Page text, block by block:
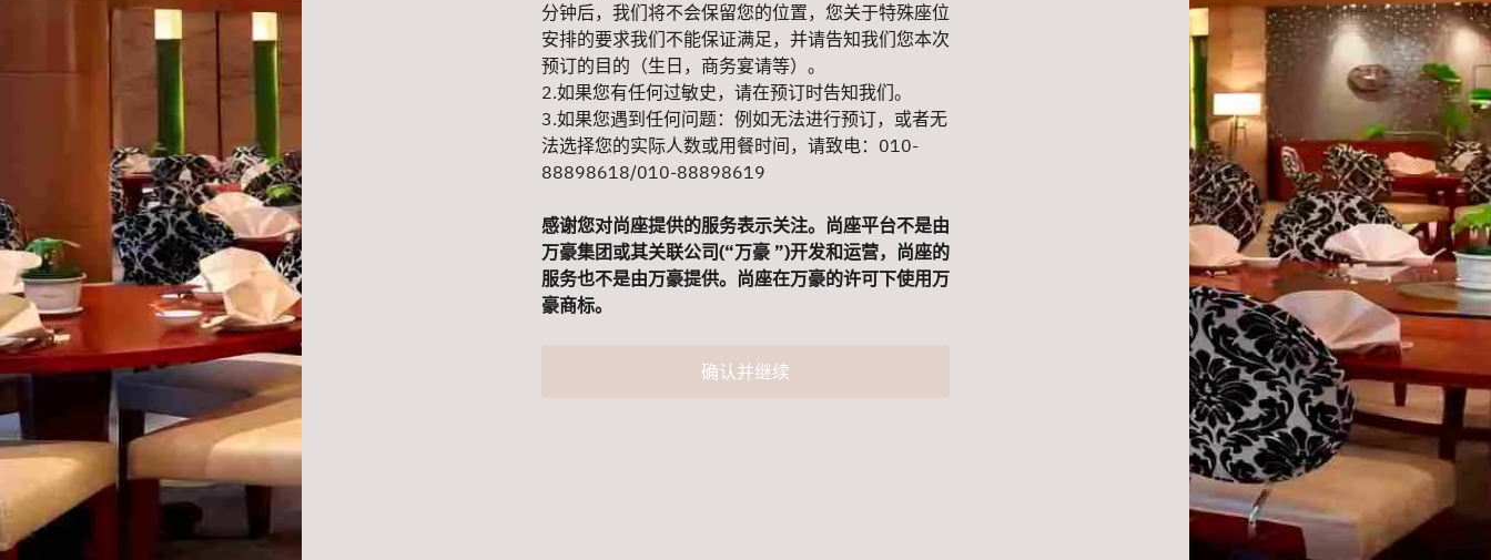
分钟后，我们将不会保留您的位置，您关于特殊座位
安排的要求我们不能保证满足，并请告知我们您本次
预订的目的（生日，商务宴请等）。
2.如果您有任何过敏史，请在预订时告知我们。
3.如果您遇到任何问题：例如无法进行预订，或者无
法选择您的实际人数或用餐时间，请致电：010-
88898618/010-88898619
感谢您对尚座提供的服务表示关注。尚座平台不是由
万豪集团或其关联公司(“万豪 ”)开发和运营，尚座的
服务也不是由万豪提供。尚座在万豪的许可下使用万
豪商标。
确认并继续